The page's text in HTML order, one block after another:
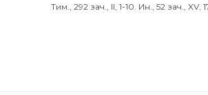
Тим., 292 зач., II, 1-10. Ин., 52 зач., XV,